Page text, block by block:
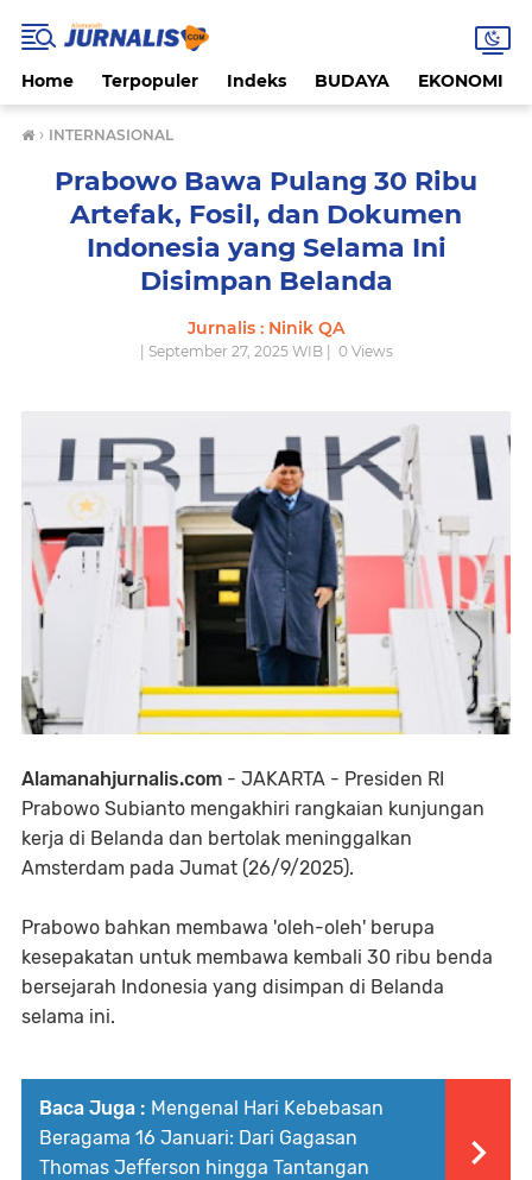
Home Terpopuler Indeks BUDAYA EKONOMI
› INTERNASIONAL
Prabowo Bawa Pulang 30 Ribu
Artefak, Fosil, dan Dokumen
Indonesia yang Selama Ini
Disimpan Belanda
Jurnalis : Ninik QA
| September 27, 2025 WIB | 0Views
Alamanahjurnalis.com - JAKARTA - Presiden RI
Prabowo Subianto mengakhiri rangkaian kunjungan
kerja di Belanda dan bertolak meninggalkan
Amsterdam pada Jumat (26/9/2025).
Prabowo bahkan membawa 'oleh-oleh' berupa
kesepakatan untuk membawa kembali 30 ribu benda
bersejarah Indonesia yang disimpan di Belanda
selama ini.
Baca Juga : Mengenal Hari Kebebasan
Beragama 16 Januari: Dari Gagasan
Thomas Jefferson hingga Tantangan